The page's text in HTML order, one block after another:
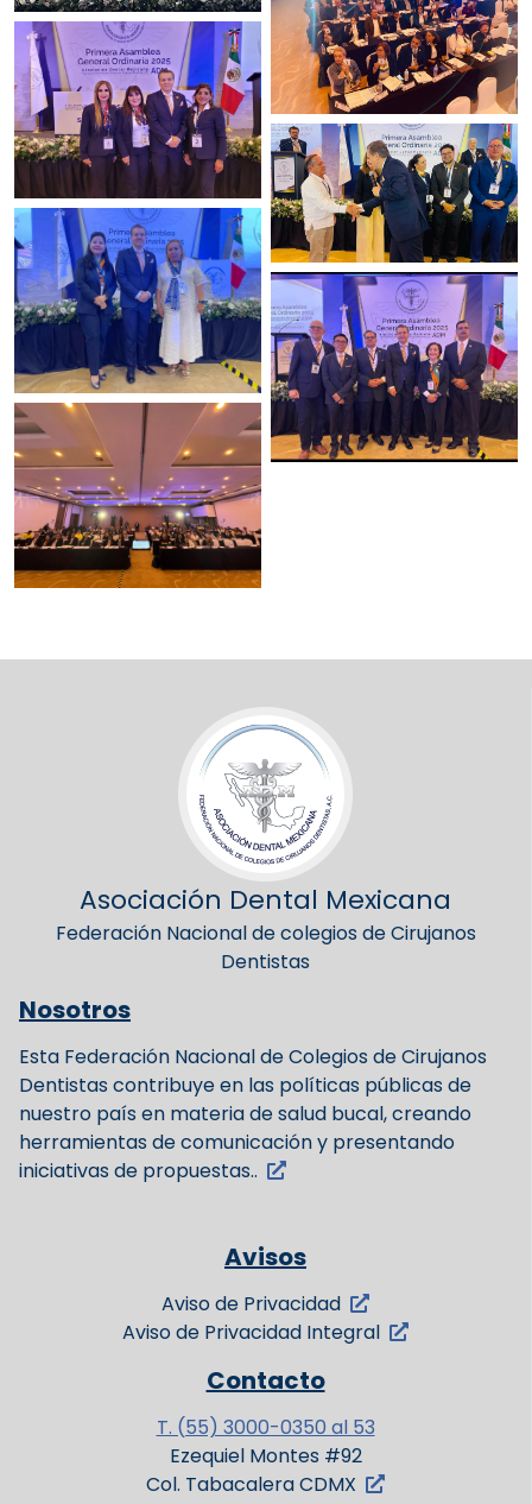
Asociación Dental Mexicana
Federación Nacional de colegios de Cirujanos
Dentistas
Nosotros
Esta Federación Nacional de Colegios de Cirujanos
Dentistas contribuye en las políticas públicas de
nuestro país en materia de salud bucal, creando
herramientas de comunicación y presentando
iniciativas de propuestas..
Avisos
Aviso de Privacidad
Aviso de Privacidad Integral
Contacto
T. (55) 3000-0350 al 53
Ezequiel Montes #92
Col. Tabacalera CDMX